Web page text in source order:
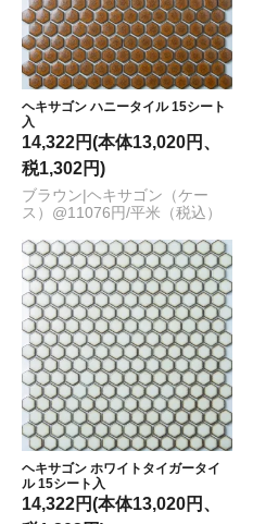
ヘキサゴン ハニータイル 15シート
入
14,322円(本体13,020円、
税1,302円)
ブラウン|ヘキサゴン（ケー
ス）@11076円/平米（税込）
ヘキサゴン ホワイトタイガータイ
ル 15シート入
14,322円(本体13,020円、